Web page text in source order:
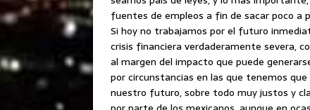
fuentes de empleos a fin de sacar poco a
Si hoy no trabajamos por el futuro
crisis financiera verdaderamente severa,
al margen del impacto que puede
por circunstancias en las que tenemos
nuestro futuro, sobre todo muy justos y